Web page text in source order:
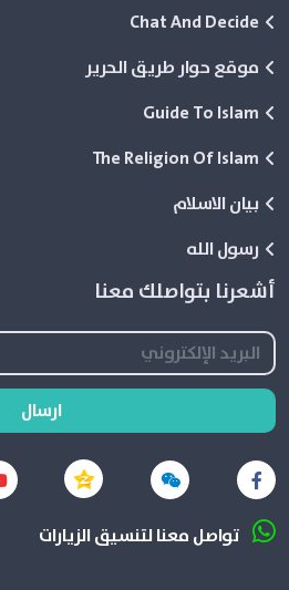
Chat And Decide
موقع حوار طريق الحرير
Guide To Islam
The Religion Of Islam
بيان الاسلام
رسول الله
أشعرنا بتواصلك معنا
ارسال
تواصل معنا لتنسيق الزيارات